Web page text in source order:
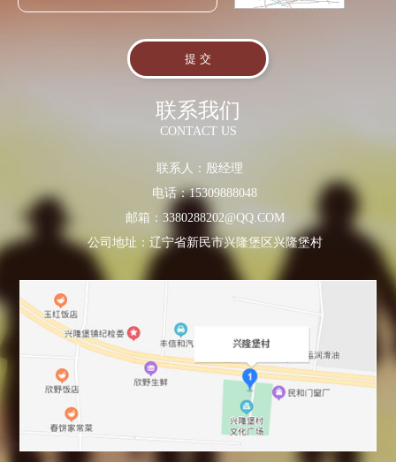
人民的利益、感情紧紧联系在一起，动力充沛，欣欣向荣。
联系我们
CONTACT US
联系人：殷经理
电话：15309888048
邮箱：3380288202@QQ.COM
公司地址：辽宁省新民市兴隆堡区兴隆堡村